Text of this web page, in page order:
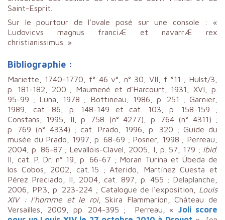
Saint-Esprit.
Sur le pourtour de l’ovale posé sur une console : «
Ludovicvs magnus franciÆ et navarrÆ rex
christianissimus. »
Bibliographie :
Mariette, 1740-1770, f° 46 v°, n° 30, VII, f °11 ; Hulst/3,
p. 181-182, 200 ; Maumené et d’Harcourt, 1931, XVI, p.
95-99 ; Luna, 1978 ; Bottineau, 1986, p. 251 ; Garnier,
1989, cat. 86, p. 148-149 et cat. 103, p. 158-159 ;
Constans, 1995, II, p. 758 (n° 4277), p. 764 (n° 4311) ;
p. 769 (n° 4334) ; cat. Prado, 1996, p. 320 ; Guide du
musée du Prado, 1997, p. 68-69 ; Posner, 1998 ; Perreau,
2004, p. 86-87 ; Levallois-Clavel, 2005, I, p. 57, 179 ; ibid.
II, cat. P. Dr. n° 19, p. 66-67 ; Moran Turina et Úbeda de
los Cobos, 2002, cat. 15 ; Aterido, Martínez Cuesta et
Pérez Preciado, II, 2004, cat. 897, p. 455 ; Delaplanche,
2006, PP.3, p. 223-224 ; Catalogue de l'exposition, Louis
XIV : l'homme et le roi, Skira Flammarion, Château de
Versailles, 2009, pp. 204-395 ; Perreau, «Joli score